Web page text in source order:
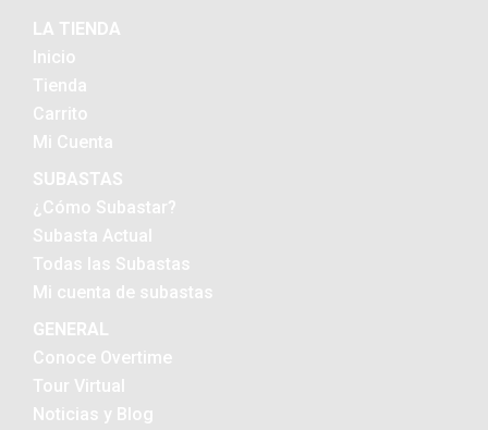
LA TIENDA
Inicio
Tienda
Carrito
Mi Cuenta
SUBASTAS
¿Cómo Subastar?
Subasta Actual
Todas las Subastas
Mi cuenta de subastas
GENERAL
Conoce Overtime
Tour Virtual
Noticias y Blog